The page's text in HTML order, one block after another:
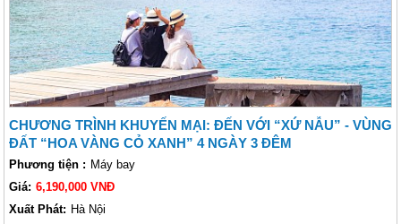
CHƯƠNG TRÌNH KHUYẾN MẠI: ĐẾN VỚI “XỨ NẪU” - VÙNG
ĐẤT “HOA VÀNG CỎ XANH” 4 NGÀY 3 ĐÊM
Phương tiện : Máy bay
Giá: 6,190,000 VNĐ
Xuất Phát: Hà Nội